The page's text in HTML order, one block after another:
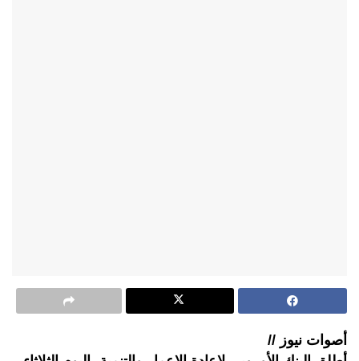
أصوات نيوز //